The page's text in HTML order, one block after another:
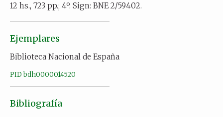
12 hs., 723 pp.; 4º. Sign: BNE 2/59402.
Ejemplares
Biblioteca Nacional de España
PID bdh0000014520
Bibliografía